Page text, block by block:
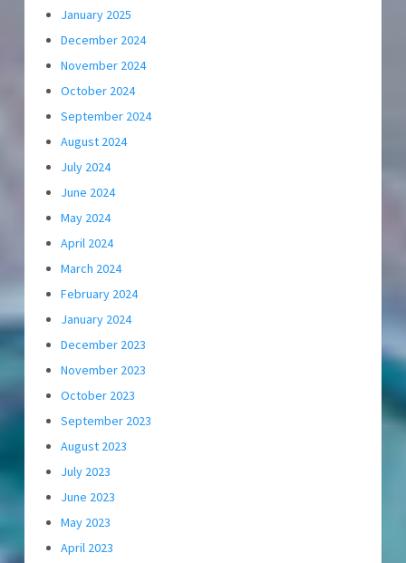
January 2025
December 2024
November 2024
October 2024
September 2024
August 2024
July 2024
June 2024
May 2024
April 2024
March 2024
February 2024
January 2024
December 2023
November 2023
October 2023
September 2023
August 2023
July 2023
June 2023
May 2023
April 2023